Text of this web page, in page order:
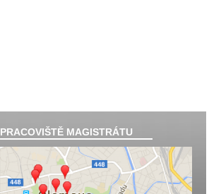
PRACOVIŠTĚ MAGISTRÁTU